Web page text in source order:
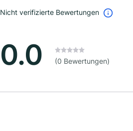
Nicht verifizierte Bewertungen
0.0 (0 Bewertungen)